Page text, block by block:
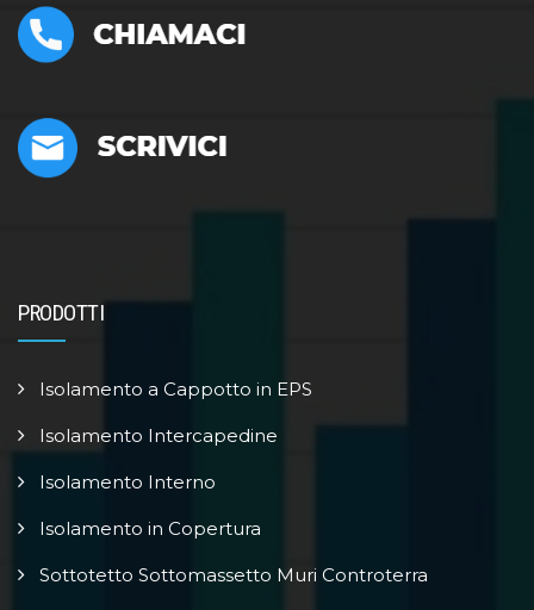
PRODOTTI
Isolamento a Cappotto in EPS
Isolamento Intercapedine
Isolamento Interno
Isolamento in Copertura
Sottotetto Sottomassetto Muri Controterra